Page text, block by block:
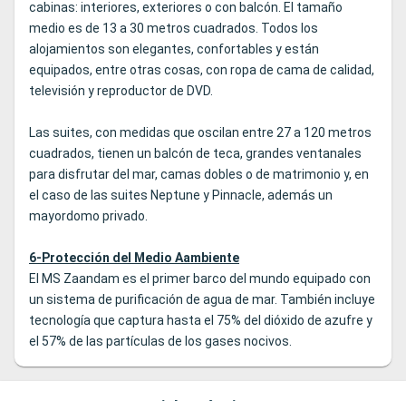
cabinas: interiores, exteriores o con balcón. El tamaño
medio es de 13 a 30 metros cuadrados. Todos los
alojamientos son elegantes, confortables y están
equipados, entre otras cosas, con ropa de cama de calidad,
televisión y reproductor de DVD.
Las suites, con medidas que oscilan entre 27 a 120 metros
cuadrados, tienen un balcón de teca, grandes ventanales
para disfrutar del mar, camas dobles o de matrimonio y, en
el caso de las suites Neptune y Pinnacle, además un
mayordomo privado.
6-Protección del Medio Aambiente
El MS Zaandam es el primer barco del mundo equipado con
un sistema de purificación de agua de mar. También incluye
tecnología que captura hasta el 75% del dióxido de azufre y
el 57% de las partículas de los gases nocivos.